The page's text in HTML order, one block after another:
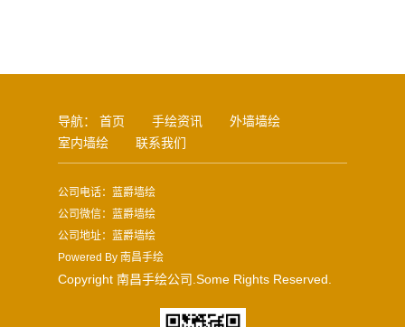
导航： 首页 手绘资讯
外墙墙绘
室内墙绘
联系我们
公司电话：蓝爵墙绘
公司微信：蓝爵墙绘
公司地址：蓝爵墙绘
Powered By 南昌手绘
Copyright 南昌手绘公司.Some Rights Reserved.